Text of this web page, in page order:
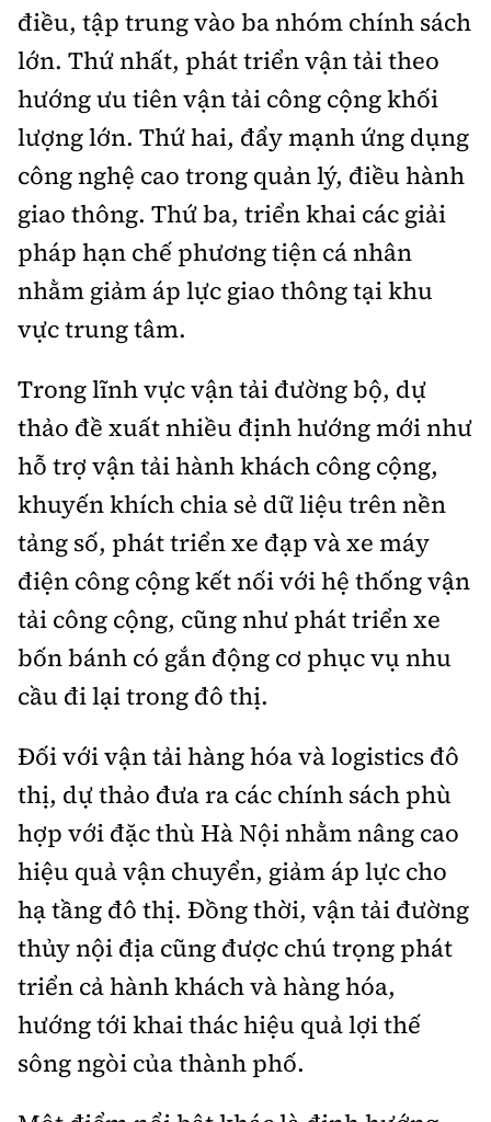
điều, tập trung vào ba nhóm chính sách
lớn. Thứ nhất, phát triển vận tải theo
hướng ưu tiên vận tải công cộng khối
lượng lớn. Thứ hai, đẩy mạnh ứng dụng
công nghệ cao trong quản lý, điều hành
giao thông. Thứ ba, triển khai các giải
pháp hạn chế phương tiện cá nhân
nhằm giảm áp lực giao thông tại khu
vực trung tâm.
Trong lĩnh vực vận tải đường bộ, dự
thảo đề xuất nhiều định hướng mới như
hỗ trợ vận tải hành khách công cộng,
khuyến khích chia sẻ dữ liệu trên nền
tảng số, phát triển xe đạp và xe máy
điện công cộng kết nối với hệ thống vận
tải công cộng, cũng như phát triển xe
bốn bánh có gắn động cơ phục vụ nhu
cầu đi lại trong đô thị.
Đối với vận tải hàng hóa và logistics đô
thị, dự thảo đưa ra các chính sách phù
hợp với đặc thù Hà Nội nhằm nâng cao
hiệu quả vận chuyển, giảm áp lực cho
hạ tầng đô thị. Đồng thời, vận tải đường
thủy nội địa cũng được chú trọng phát
triển cả hành khách và hàng hóa,
hướng tới khai thác hiệu quả lợi thế
sông ngòi của thành phố.